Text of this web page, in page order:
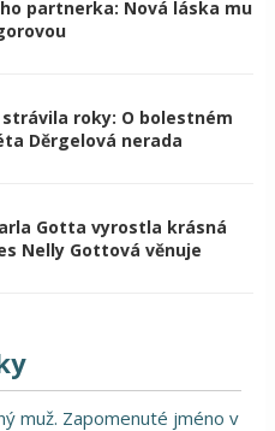
partnerka: Nová láska mu
roky: O bolestném
Děrgelová nerada
Gotta vyrostla krásná
Nelly Gottová věnuje
muž. Zapomenuté jméno v